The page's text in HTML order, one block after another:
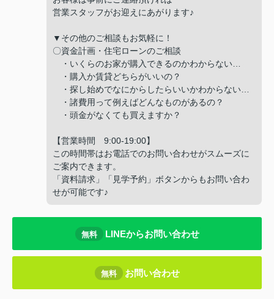
営業スタッフがお迎えにあがります♪
▼その他のご相談もお気軽に！
〇資金計画・住宅ローンのご相談
・いくらのお家が購入できるのかわからない…
・購入か賃貸どちらがいいの？
・探し始めでなにからしたらいいかわからない…
・諸費用って例えばどんなものがあるの？
・頭金がなくても買えますか？
【営業時間 9:00-19:00】
この時間帯はお電話でのお問い合わせがスムーズに
ご案内できます。
「資料請求」「見学予約」ボタンからもお問い合わ
せが可能です♪
無料 LINEからお問い合わせ
無料 お問い合わせ